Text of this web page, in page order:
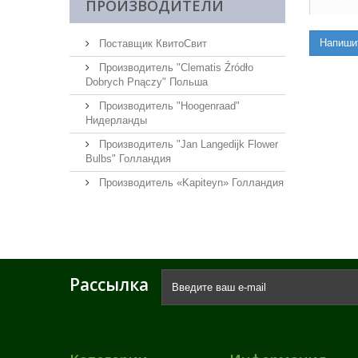
ПРОИЗВОДИТЕЛИ
Поставщик КвитоСвит
Производитель "Clematis Źródło
Dobrych Pnączy" Польша
Производитель "Hoogenraad"
Нидерланды
Производитель "Jan Langedijk Flower
Bulbs" Голландия
Производитель «Kapiteyn» Голландия
Рассылка